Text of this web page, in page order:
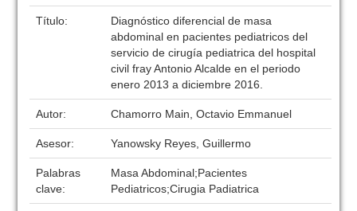
Título:
Diagnóstico diferencial de masa
abdominal en pacientes pediatricos del
servicio de cirugía pediatrica del hospital
civil fray Antonio Alcalde en el periodo
enero 2013 a diciembre 2016.
Autor: Chamorro Main, Octavio Emmanuel
Asesor: Yanowsky Reyes, Guillermo
Palabras
clave:
Masa Abdominal;Pacientes
Pediatricos;Cirugia Padiatrica